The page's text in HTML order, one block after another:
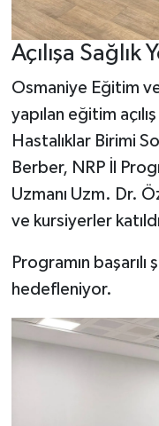
Açılışa Sağlık
Osmaniye Eğitim
yapılan eğitim
Hastalıklar Birimi
Berber, NRP İl
Uzmanı Uzm. Dr.
ve kursiyerler
Programın
hedefleniyor.